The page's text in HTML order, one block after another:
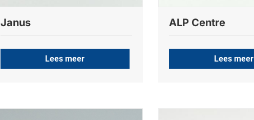
Janus
Lees meer
ALP Centre
Lees meer